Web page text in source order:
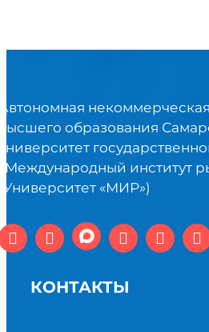
образования
институт
«МИР»)
КОНТАКТЫ